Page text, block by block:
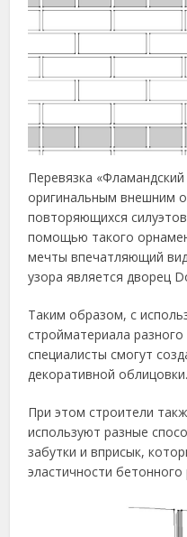
Перевязка
оригинальным внешним
повторяющихся
помощью такого
мечты впечатляющий
узора является дворец
Таким образом, с
стройматериала
специалисты смогут
декоративной облицовки.
При этом строители
используют разные
забутки и вприсык,
эластичности бетонного